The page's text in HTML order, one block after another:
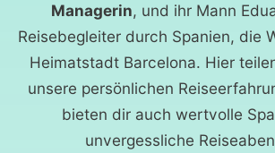
Managerin, und ihr Mann
Reisebegleiter durch Spanien, die
Heimatstadt Barcelona. Hier
unsere persönlichen
bieten dir auch wertvolle
unvergessliche